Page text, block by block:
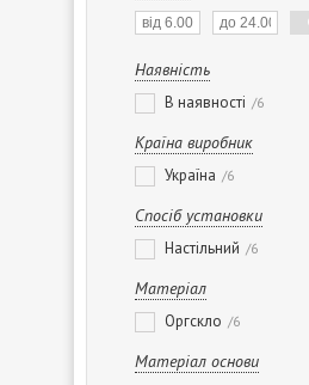
Наявність
В наявності 6
Країна виробник
Україна 6
Спосіб установки
Настільний 6
Матеріал
Оргскло 6
Матеріал основи